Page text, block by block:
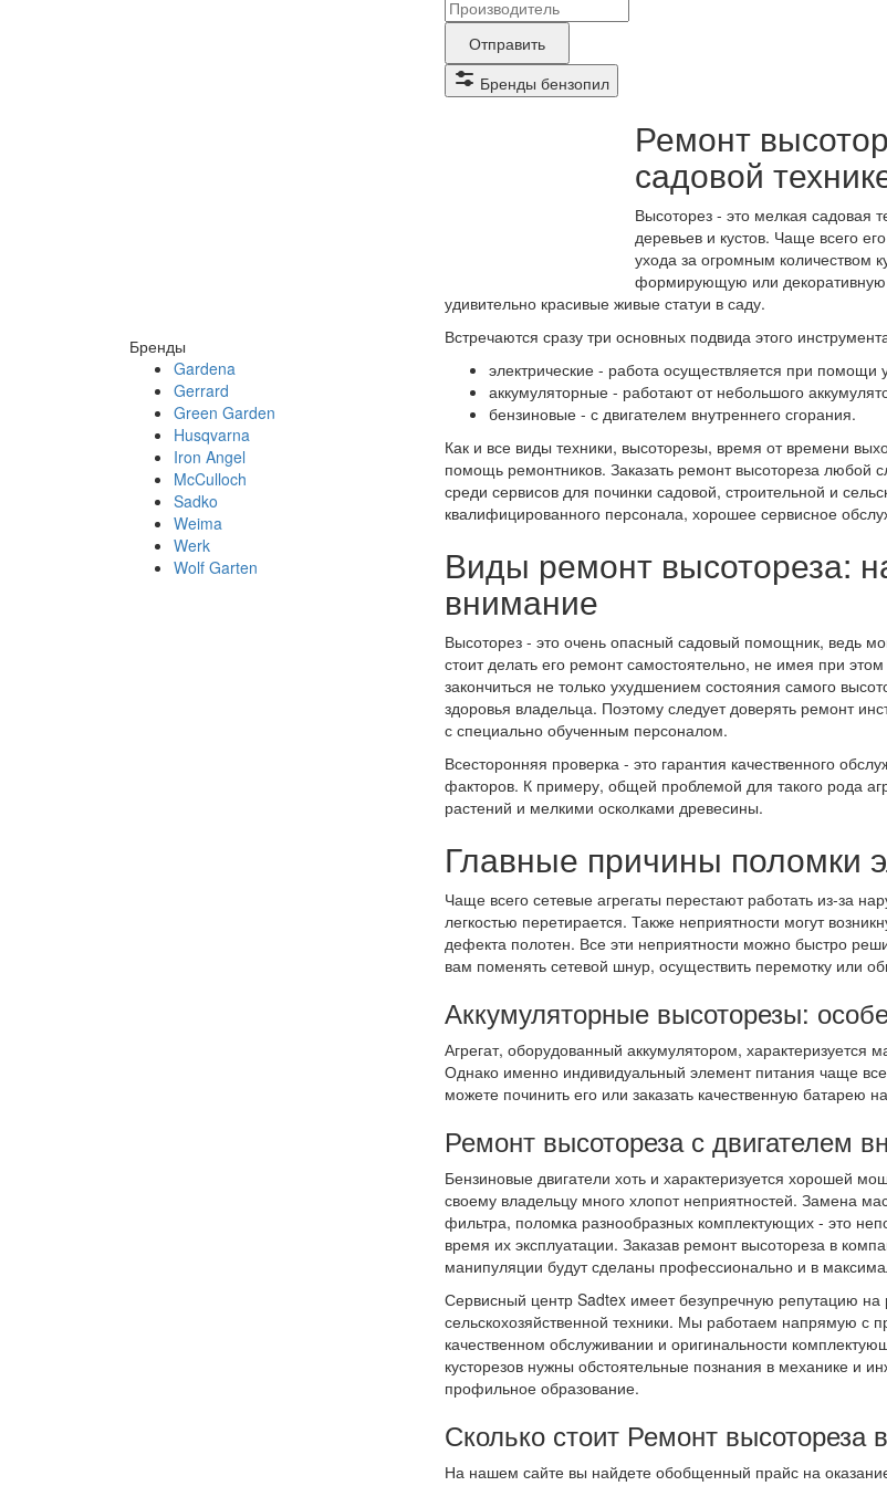
Бренды
Gardena
Gerrard
Green Garden
Husqvarna
Iron Angel
McCulloch
Sadko
Weima
Werk
Wolf Garten
данные
Название
бренда
продукта,
требующего
Отправить
Бренды бензопил
Ремонт
садовой
Высоторез - это мелкая садовая
деревьев и кустов. Чаще всего
ухода за огромным количеством
формирующую или декоративную
удивительно красивые живые статуи в саду.
Встречаются сразу три основных подвида этого
электрические - работа осуществляется при помощи
аккумуляторные - работают от небольшого
бензиновые - с двигателем внутреннего сгорания.
Как и все виды техники, высоторезы, время от времени
помощь ремонтников. Заказать ремонт высотореза любой
среди сервисов для починки садовой, строительной и
квалифицированного персонала, хорошее сервисное
Виды ремонт высотореза:
внимание
Высоторез - это очень опасный садовый помощник, ведь
стоит делать его ремонт самостоятельно, не имея при
закончиться не только ухудшением состояния самого
здоровья владельца. Поэтому следует доверять ремонт
с специально обученным персоналом.
Всесторонняя проверка - это гарантия качественного
факторов. К примеру, общей проблемой для такого рода
растений и мелкими осколками древесины.
Главные причины поломки
Чаще всего сетевые агрегаты перестают работать из-за
легкостью перетирается. Также неприятности могут
дефекта полотен. Все эти неприятности можно быстро
вам поменять сетевой шнур, осуществить перемотку или
Аккумуляторные высоторезы:
Агрегат, оборудованный аккумулятором,
Однако именно индивидуальный элемент питания чаще
можете починить его или заказать качественную батарею
Ремонт высотореза с двигателем
Бензиновые двигатели хоть и характеризуется хорошей
своему владельцу много хлопот неприятностей. Замена
фильтра, поломка разнообразных комплектующих - это
время их эксплуатации. Заказав ремонт высотореза в
манипуляции будут сделаны профессионально и в
Сервисный центр Sadtex имеет безупречную репутацию на
сельскохозяйственной техники. Мы работаем напрямую с
качественном обслуживании и оригинальности
кусторезов нужны обстоятельные познания в механике и
профильное образование.
Сколько стоит Ремонт высотореза
На нашем сайте вы найдете обобщенный прайс на